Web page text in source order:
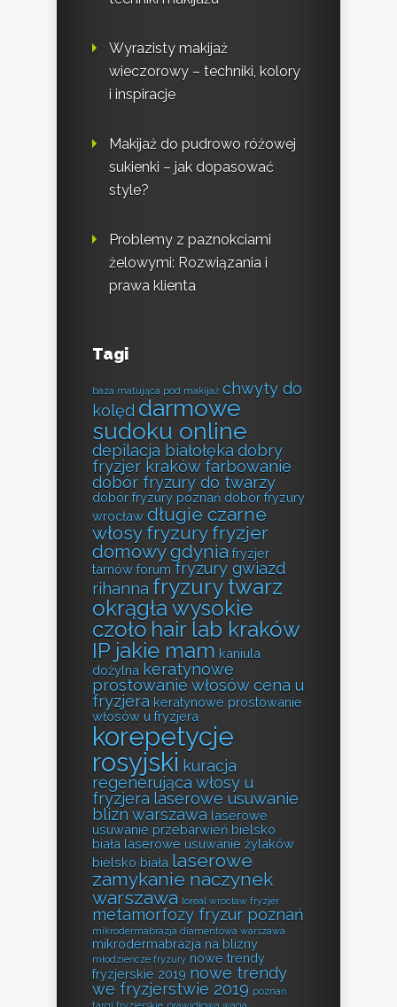
Wyrazisty makijaż
wieczorowy – techniki, kolory
i inspiracje
Makijaż do pudrowo różowej
sukienki – jak dopasować
style?
Problemy z paznokciami
żelowymi: Rozwiązania i
prawa klienta
Tagi
baza matująca pod makijaż chwyty do
kolęd darmowe
sudoku online
depilacja białołęka dobry
fryzjer kraków farbowanie
dobór fryzury do twarzy
dobór fryzury poznań dobór fryzury
wrocław długie czarne
włosy fryzury fryzjer
domowy gdynia fryzjer
tarnów forum fryzury gwiazd
rihanna fryzury twarz
okrągła wysokie
czoło hair lab kraków
IP jakie mam kaniula
dożylna keratynowe
prostowanie włosów cena u
fryzjera keratynowe prostowanie
włosów u fryzjera
korepetycje
rosyjski kuracja
regenerująca włosy u
fryzjera laserowe usuwanie
blizn warszawa laserowe
usuwanie przebarwień bielsko
biała laserowe usuwanie żylaków
bielsko biała laserowe
zamykanie naczynek
warszawa loreal wrocław fryzjer
metamorfozy fryzur poznań
mikrodermabrazja diamentowa warszawa
mikrodermabrazja na blizny
młodzieńcze fryzury nowe trendy
fryzjerskie 2019 nowe trendy
we fryzjerstwie 2019 poznań